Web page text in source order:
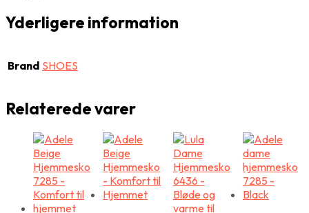
Yderligere information
Brand SHOES
Relaterede varer